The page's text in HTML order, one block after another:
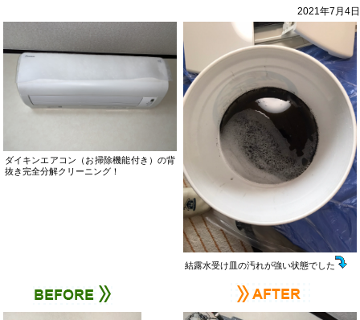
2021年7月4日
ダイキンエアコン（お掃除機能付き）の背
抜き完全分解クリーニング！
結露水受け皿の汚れが強い状態でした